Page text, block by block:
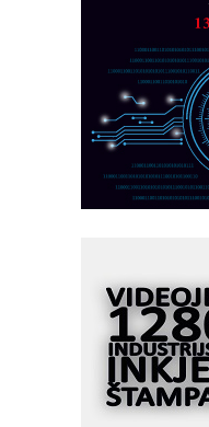
Detekcija
MAREX -
rešenja
Marcom-
partner
CTO -
obradu!
dostupan u
MOTOMAN
veštačkom
I.SAFE
industrijsku